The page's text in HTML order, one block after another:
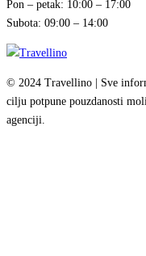
Pon – petak: 10:00 – 17:00
Subota: 09:00 – 14:00
© 2024 Travellino | Sve
cilju potpune pouzdanosti
agenciji.